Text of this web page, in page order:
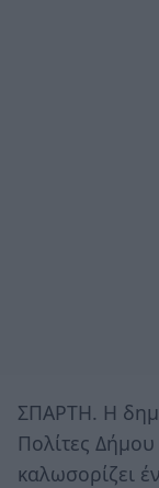
ΣΠΑΡΤΗ. Η
Πολίτες
καλωσορίζει